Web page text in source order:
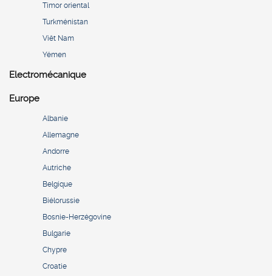
Timor oriental
Turkménistan
Viêt Nam
Yémen
Electromécanique
Europe
Albanie
Allemagne
Andorre
Autriche
Belgique
Biélorussie
Bosnie-Herzégovine
Bulgarie
Chypre
Croatie